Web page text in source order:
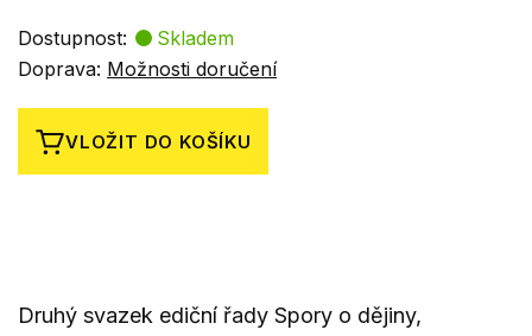
Dostupnost:
Skladem
Doprava: Možnosti doručení
VLOŽIT DO KOŠÍKU
Druhý svazek ediční řady Spory o dějiny,